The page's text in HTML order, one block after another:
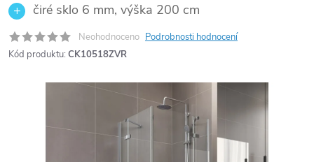
čiré sklo 6 mm, výška 200 cm
Neohodnoceno Podrobnosti hodnocení
Kód produktu: CK10518ZVR